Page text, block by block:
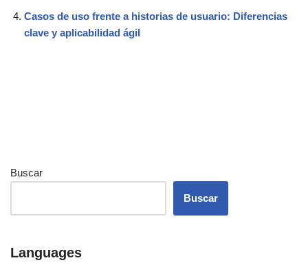
Casos de uso frente a historias de usuario: Diferencias
clave y aplicabilidad ágil
Buscar
Buscar
Languages